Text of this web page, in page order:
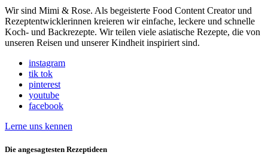
Wir sind Mimi & Rose. Als begeisterte Food Content Creator und
Rezeptentwicklerinnen kreieren wir einfache, leckere und schnelle
Koch- und Backrezepte. Wir teilen viele asiatische Rezepte, die von
unseren Reisen und unserer Kindheit inspiriert sind.
instagram
tik tok
pinterest
youtube
facebook
Lerne uns kennen
Die angesagtesten Rezeptideen